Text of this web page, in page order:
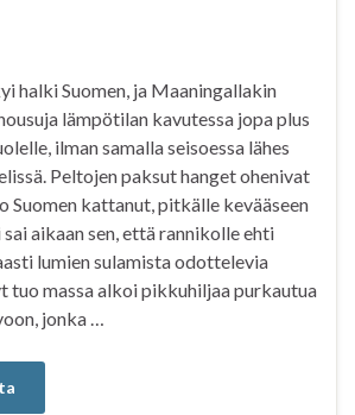
halki Suomen, ja Maaningallakin
lämpötilan kavutessa jopa plus
ilman samalla seisoessa lähes
Peltojen paksut hanget ohenivat
Suomen kattanut, pitkälle kevääseen
aikaan sen, että rannikolle ehti
lumien sulamista odottelevia
tuo massa alkoi pikkuhiljaa purkautua
jonka …